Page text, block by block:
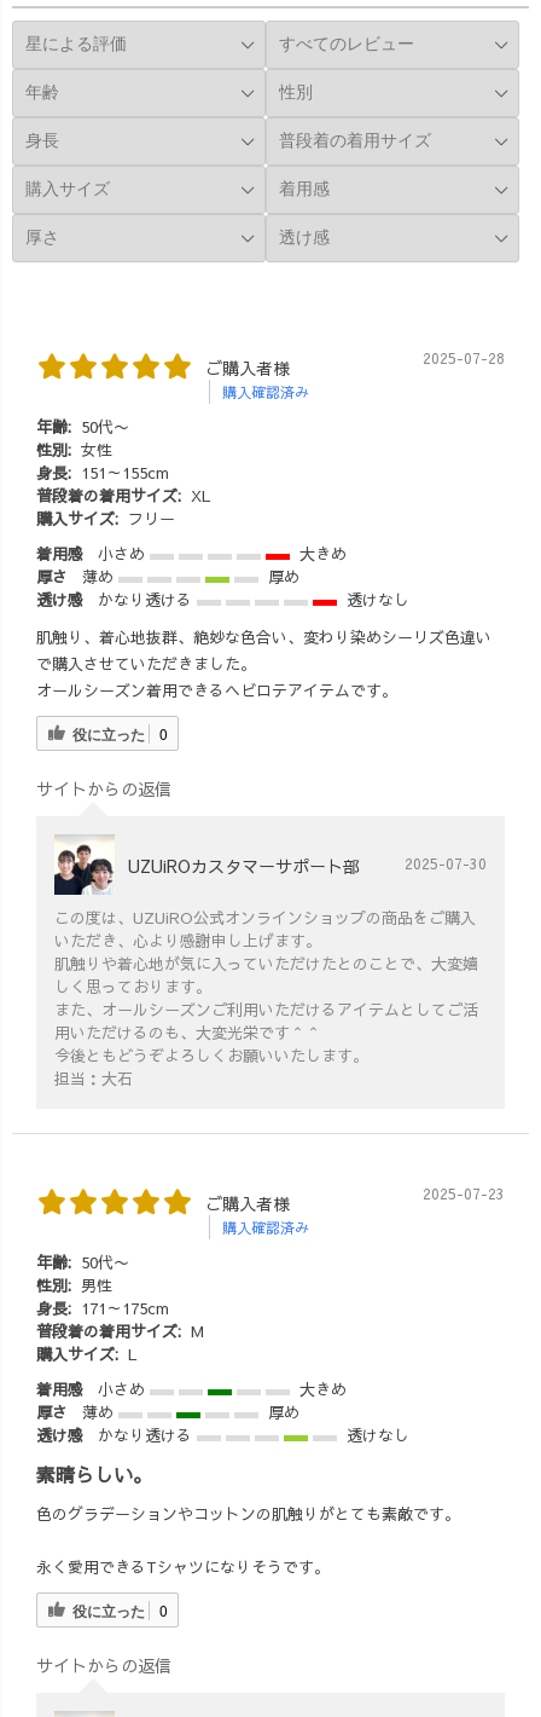
ご購入者様
購入確認済み
2025-07-28
年齢: 50代〜
性別: 女性
身長: 151～155cm
普段着の着用サイズ: XL
購入サイズ: フリー
着用感
小さめ
大きめ
厚さ
薄め
厚め
透け感
かなり透ける
透けなし
肌触り、着心地抜群、絶妙な色合い、変わり染めシーリズ色違い
で購入させていただきました。
オールシーズン着用できるヘビロテアイテムです。
役に立った
0
サイトからの返信
UZUiROカスタマーサポート部 2025-07-30
この度は、UZUiRO公式オンラインショップの商品をご購入
いただき、心より感謝申し上げます。
肌触りや着心地が気に入っていただけたとのことで、大変嬉
しく思っております。
また、オールシーズンご利用いただけるアイテムとしてご活
用いただけるのも、大変光栄です＾＾
今後ともどうぞよろしくお願いいたします。
担当：大石
ご購入者様
購入確認済み
2025-07-23
年齢: 50代〜
性別: 男性
身長: 171～175cm
普段着の着用サイズ: M
購入サイズ: L
着用感
小さめ
大きめ
厚さ
薄め
厚め
透け感
かなり透ける 透けなし
素晴らしい。
色のグラデーションやコットンの肌触りがとても素敵です。
永く愛用できるTシャツになりそうです。
役に立った
0
サイトからの返信